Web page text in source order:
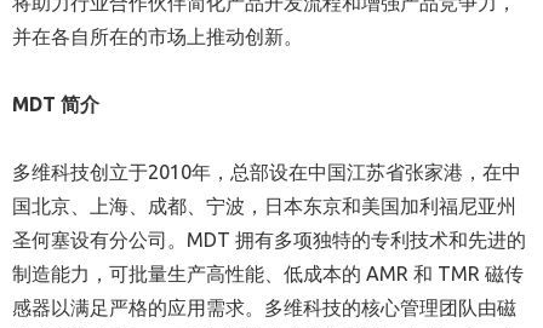
并在各自所在的市场上推动创新。
MDT 简介
多维科技创立于2010年，总部设在中国江苏省张家港，在中
国北京、上海、成都、宁波，日本东京和美国加利福尼亚州
圣何塞设有分公司。MDT 拥有多项独特的专利技术和先进的
制造能力，可批量生产高性能、低成本的 AMR 和 TMR 磁传
感器以满足严格的应用需求。多维科技的核心管理团队由磁